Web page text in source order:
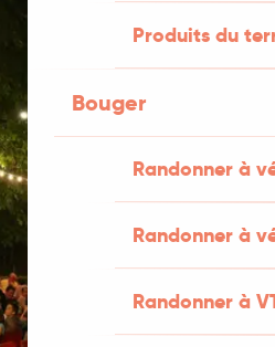
Produits du
Bouger
Randonner à
Randonner à
Randonner à